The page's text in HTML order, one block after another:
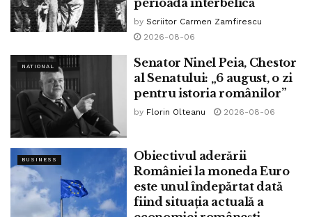
by Scriitor Carmen Zamfirescu
2026-08-06
NATIONAL
Senator Ninel Peia, Chestor
al Senatului: „6 august, o zi
pentru istoria românilor”
by Florin Olteanu 2026-08-06
BUSINESS
Obiectivul aderării
României la moneda Euro
este unul îndepărtat dată
fiind situația actuală a